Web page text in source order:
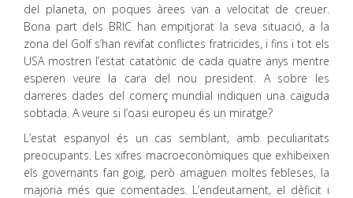
del planeta, on poques àrees van a velocitat de creuer.
Bona part dels BRIC han empitjorat la seva situació, a la
zona del Golf s’han revifat conflictes fratricides, i fins i tot els
USA mostren l’estat catatònic de cada quatre anys mentre
esperen veure la cara del nou president. A sobre les
darreres dades del comerç mundial indiquen una caiguda
sobtada. A veure si l’oasi europeu és un miratge?
L’estat espanyol és un cas semblant, amb peculiaritats
preocupants. Les xifres macroeconòmiques que exhibeixen
els governants fan goig, però amaguen moltes febleses, la
majoria més que comentades. L’endeutament, el dèficit i